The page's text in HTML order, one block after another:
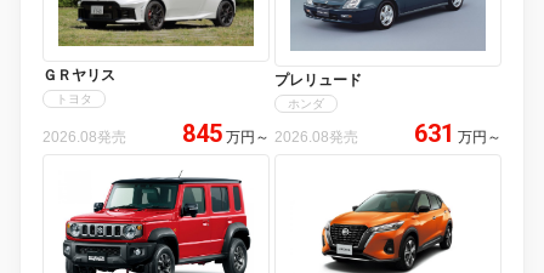
ＧＲヤリス
トヨタ
2026.08発売 845 万円 ～
プレリュード
ホンダ
2026.08発売 631 万円 ～